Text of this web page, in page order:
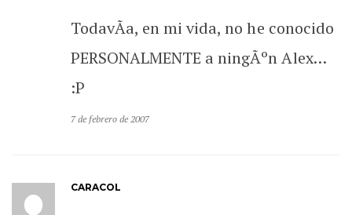
TodavÃ­a, en mi vida, no he conocido
PERSONALMENTE a ningÃºn Alex…
:P
7 de febrero de 2007
CARACOL